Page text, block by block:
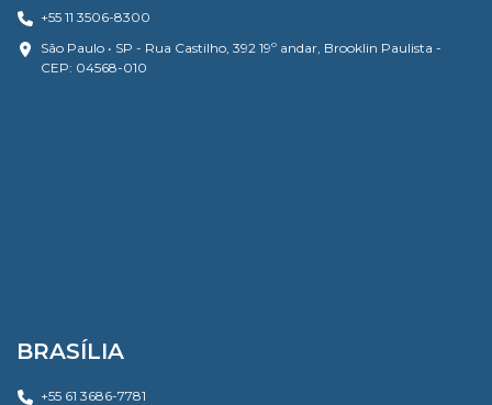
+55 11 3506-8300
São Paulo • SP - Rua Castilho, 392 19º andar, Brooklin Paulista -
CEP: 04568-010
BRASÍLIA
+55 61 3686-7781